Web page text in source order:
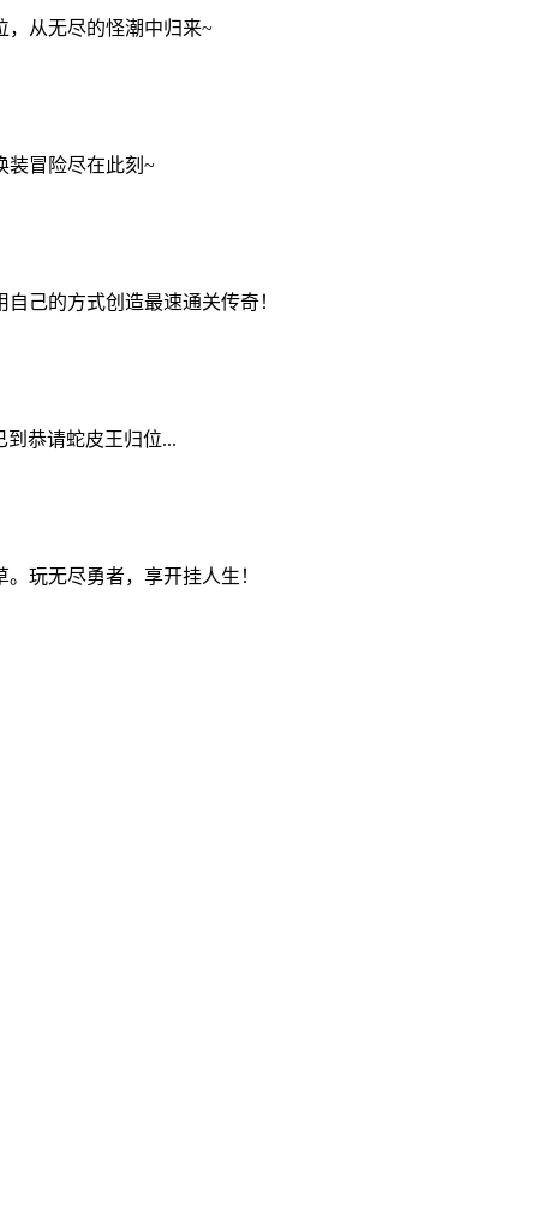
，从无尽的怪潮中归来~
装冒险尽在此刻~
己的方式创造最速通关传奇！
恭请蛇皮王归位...
玩无尽勇者，享开挂人生！